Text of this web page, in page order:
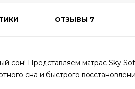
ОТЗЫВЫ 7
сон! Представляем матрас Sky
сна и быстрого